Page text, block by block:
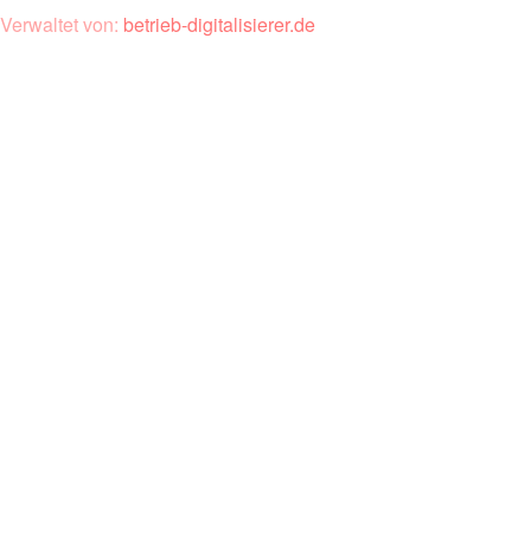
Verwaltet von: betrieb-digitalisierer.de